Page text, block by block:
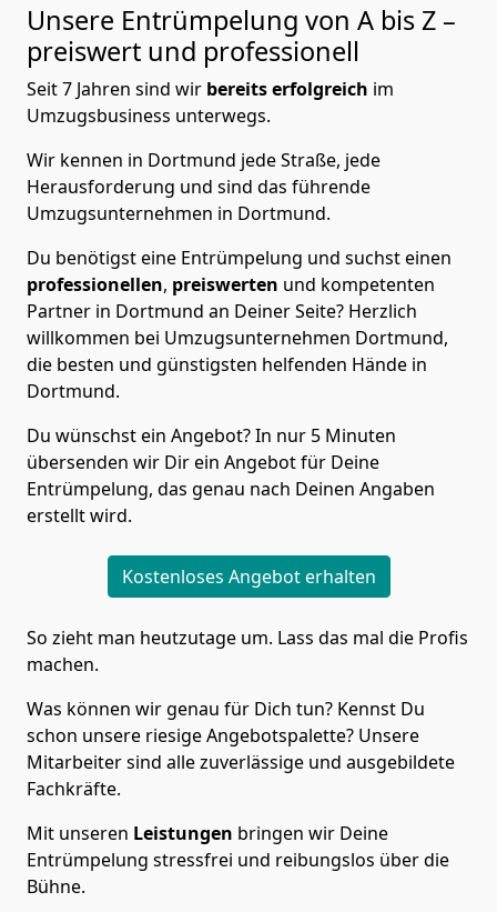
Unsere Entrümpelung von A bis Z –
preiswert und professionell
Seit 7 Jahren sind wir bereits erfolgreich im
Umzugsbusiness unterwegs.
Wir kennen in Dortmund jede Straße, jede
Herausforderung und sind das führende
Umzugsunternehmen in Dortmund.
Du benötigst eine Entrümpelung und suchst einen
professionellen, preiswerten und kompetenten
Partner in Dortmund an Deiner Seite? Herzlich
willkommen bei Umzugsunternehmen Dortmund,
die besten und günstigsten helfenden Hände in
Dortmund.
Du wünschst ein Angebot? In nur 5 Minuten
übersenden wir Dir ein Angebot für Deine
Entrümpelung, das genau nach Deinen Angaben
erstellt wird.
Kostenloses Angebot erhalten
So zieht man heutzutage um. Lass das mal die Profis
machen.
Was können wir genau für Dich tun? Kennst Du
schon unsere riesige Angebotspalette? Unsere
Mitarbeiter sind alle zuverlässige und ausgebildete
Fachkräfte.
Mit unseren Leistungen bringen wir Deine
Entrümpelung stressfrei und reibungslos über die
Bühne.